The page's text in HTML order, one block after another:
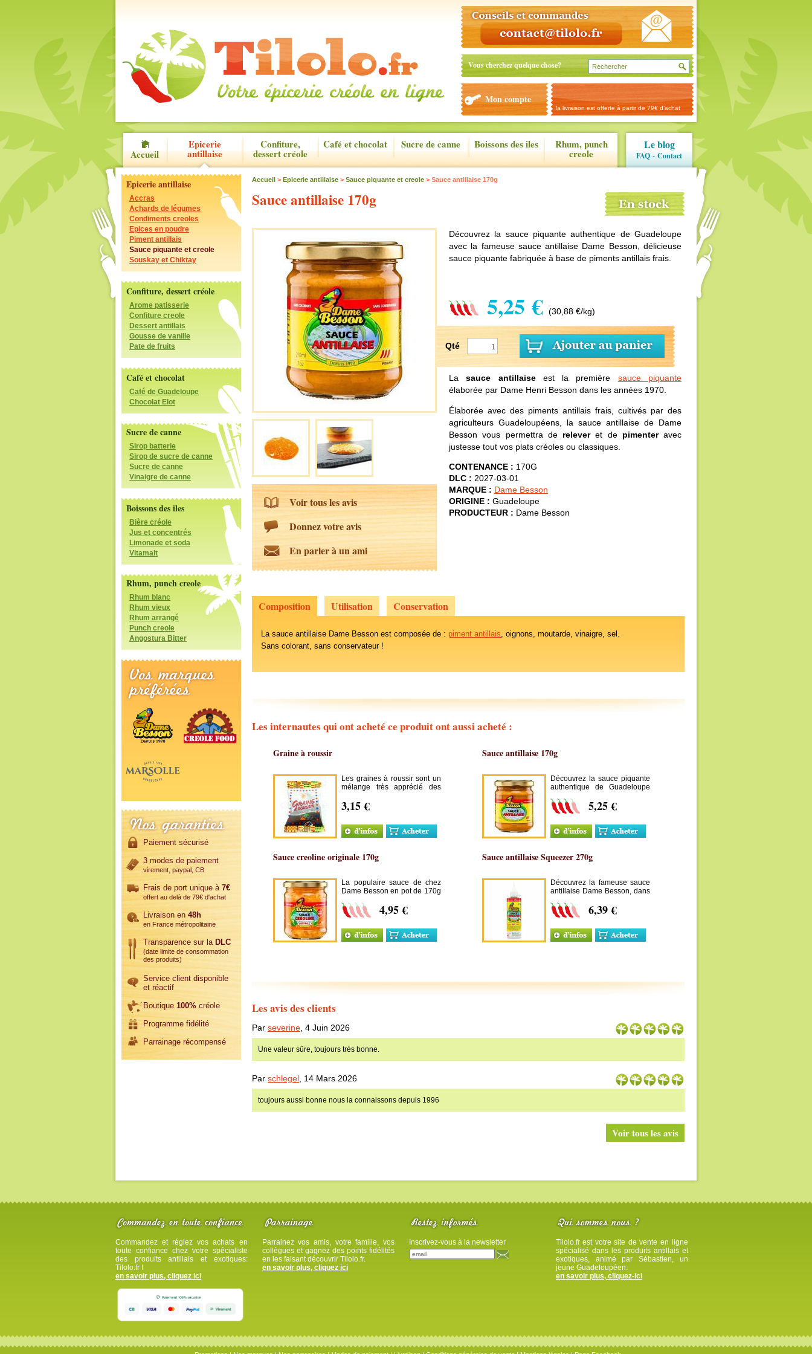
Vous cherchez quelque chose?
la livraison est offerte à partir de 79€ d’achat
Mon compte
Accueil
Epicerie
antillaise
Confiture,
dessert créole
Café et chocolat Sucre de canne Boissons des iles Rhum, punch
creole
Le blog
FAQ - Contact
Epicerie antillaise
Accras
Achards de légumes
Condiments creoles
Epices en poudre
Piment antillais
Sauce piquante et creole
Souskay et Chiktay
Confiture, dessert créole
Arome patisserie
Confiture creole
Dessert antillais
Gousse de vanille
Pate de fruits
Café et chocolat
Café de Guadeloupe
Chocolat Elot
Sucre de canne
Sirop batterie
Sirop de sucre de canne
Sucre de canne
Vinaigre de canne
Boissons des iles
Bière créole
Jus et concentrés
Limonade et soda
Vitamalt
Rhum, punch creole
Rhum blanc
Rhum vieux
Rhum arrangé
Punch creole
Angostura Bitter
Paiement sécurisé
3 modes de paiement
virement, paypal, CB
Frais de port unique à 7€
offert au delà de 79€ d'achat
Livraison en 48h
en France métropolitaine
Transparence sur la DLC
(date limite de consommation
des produits)
Service client disponible
et réactif
Boutique 100%créole
Programme fidélité
Parrainage récompensé
Accueil > Epicerie antillaise > Sauce piquante et creole > Sauce antillaise 170g
Sauce antillaise 170g
Voir tous les avis
Donnez votre avis
En parler à un ami
Découvrez la sauce piquante authentique de Guadeloupe
avec la fameuse sauce antillaise Dame Besson, délicieuse
sauce piquante fabriquée à base de piments antillais frais.
5,25 € (30,88 €/kg)
Qté
Lasauce antillaiseest la première sauce piquante
élaborée par Dame Henri Besson dans les années 1970.
Élaborée avec des piments antillais frais, cultivés par des
agriculteurs Guadeloupéens, la sauce antillaise de Dame
Besson vous permettra de releveret de pimenter avec
justesse tout vos plats créoles ou classiques.
CONTENANCE : 170G
DLC : 2027-03-01
MARQUE : Dame Besson
ORIGINE : Guadeloupe
PRODUCTEUR : Dame Besson
Composition Utilisation Conservation
La sauce antillaise Dame Besson est composée de : piment antillais, oignons, moutarde, vinaigre, sel.
Sans colorant, sans conservateur !
Les internautes qui ont acheté ce produit ont aussi acheté :
Graine à roussir
Les graines à roussir sont un
mélange très apprécié des
délicieux goût roussi à toute
les viandes.
3,15 €
Sauce antillaise 170g
Découvrez la sauce piquante
authentique de Guadeloupe
antillaise Dame Besson,
délicieuse sauce piquante
antillais frais.
5,25 €
Sauce creoline originale 170g
La populaire sauce de chez
Dame Besson en pot de 170g
4,95 €
Sauce antillaise Squeezer 270g
Découvrez la fameuse sauce
antillaise Dame Besson, dans
"Squeezer" 270g, délicieuse
sauce piquante fabriquée à
6,39 €
Les avis des clients
Par severine 4 Juin 2026
Une valeur sûre, toujours très bonne.
Par schlegel 14 Mars 2026
toujours aussi bonne nous la connaissons depuis 1996
Voir tous les avis
Commandez et réglez vos achats en
toute confiance chez votre spécialiste
des produits antillais et exotiques:
Tilolo.fr !
en savoir plus, cliquez ici
Parrainez vos amis, votre famille, vos
collègues et gagnez des points fidélités
en les faisant découvrir Tilolo.fr.
en savoir plus, cliquez ici
Inscrivez-vous à la newsletter
Tilolo.fr est votre site de vente en ligne
spécialisé dans les produits antillais et
exotiques, animé par Sébastien, un
jeune Guadeloupéen.
en savoir plus, cliquez-ici